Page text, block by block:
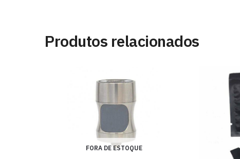
Produtos relacionados
FORA DE ESTOQUE